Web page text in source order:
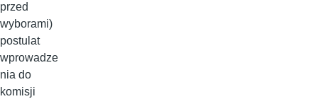
przed
wyborami)
postulat
wprowadze
nia do
komisji